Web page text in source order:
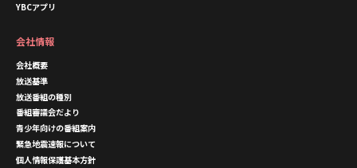
YBCアプリ
会社情報
会社概要
放送基準
放送番組の種別
番組審議会だより
青少年向けの番組案内
緊急地震速報について
個人情報保護基本方針